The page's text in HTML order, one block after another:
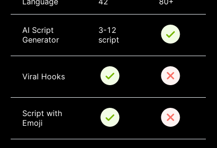
AI Script
Generator
3-12
script
Viral Hooks
Script with
Emoji